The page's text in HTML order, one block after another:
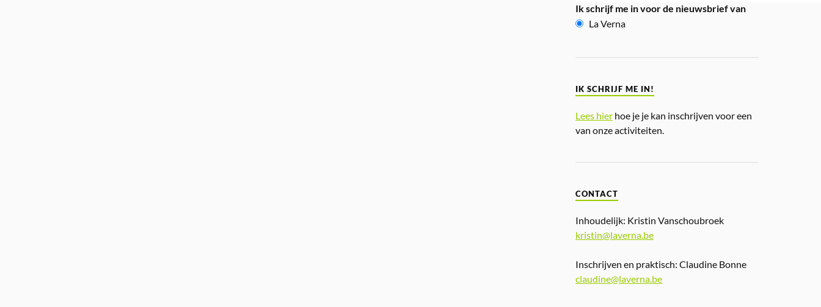
Ik schrijf me in voor de nieuwsbrief van
La Verna
IK SCHRIJF ME IN!
Lees hier hoe je je kan inschrijven voor een
van onze activiteiten.
CONTACT
Inhoudelijk: Kristin Vanschoubroek
kristin@laverna.be
Inschrijven en praktisch: Claudine Bonne
claudine@laverna.be